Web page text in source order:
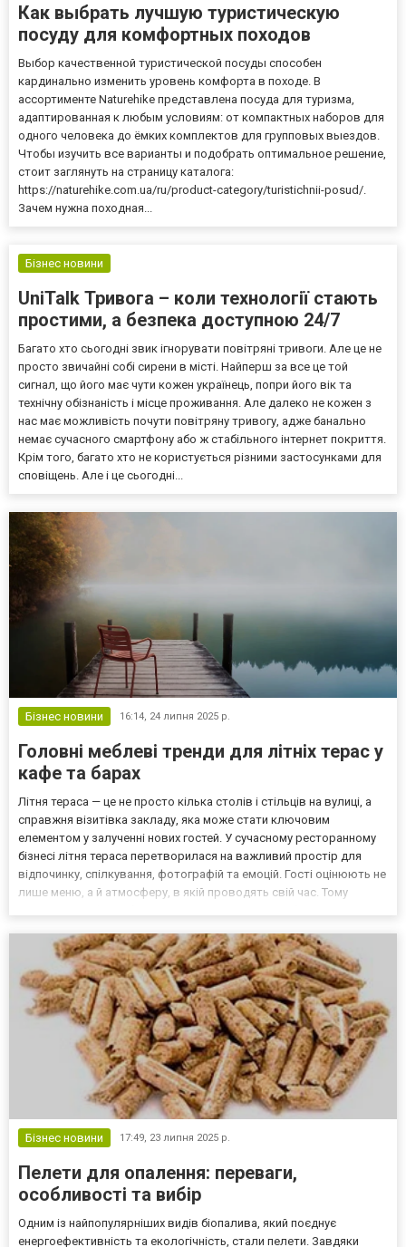
Как выбрать лучшую туристическую
посуду для комфортных походов
Выбор качественной туристической посуды способен
кардинально изменить уровень комфорта в походе. В
ассортименте Naturehike представлена посуда для туризма,
адаптированная к любым условиям: от компактных наборов для
одного человека до ёмких комплектов для групповых выездов.
Чтобы изучить все варианты и подобрать оптимальное решение,
стоит заглянуть на страницу каталога:
https://naturehike.com.ua/ru/product-category/turistichnii-posud/.
Зачем нужна походная...
Бізнес новини
UniTalk Тривога – коли технології стають
простими, а безпека доступною 24/7
Багато хто сьогодні звик ігнорувати повітряні тривоги. Але це не
просто звичайні собі сирени в місті. Найперш за все це той
сигнал, що його має чути кожен українець, попри його вік та
технічну обізнаність і місце проживання. Але далеко не кожен з
нас має можливість почути повітряну тривогу, адже банально
немає сучасного смартфону або ж стабільного інтернет покриття.
Крім того, багато хто не користується різними застосунками для
сповіщень. Але і це сьогодні...
Бізнес новини 16:14, 24 липня 2025 р.
Головні меблеві тренди для літніх терас у
кафе та барах
Літня тераса — це не просто кілька столів і стільців на вулиці, а
справжня візитівка закладу, яка може стати ключовим
елементом у залученні нових гостей. У сучасному ресторанному
бізнесі літня тераса перетворилася на важливий простір для
відпочинку, спілкування, фотографій та емоцій. Гості оцінюють не
лише меню, а й атмосферу, в якій проводять свій час. Тому
Бізнес новини 17:49, 23 липня 2025 р.
Пелети для опалення: переваги,
особливості та вибір
Одним із найпопулярніших видів біопалива, який поєднує
енергоефективність та екологічність, стали пелети. Завдяки